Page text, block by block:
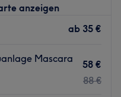
anzeigen
ab 35 €
Mascara
58 €
88 €